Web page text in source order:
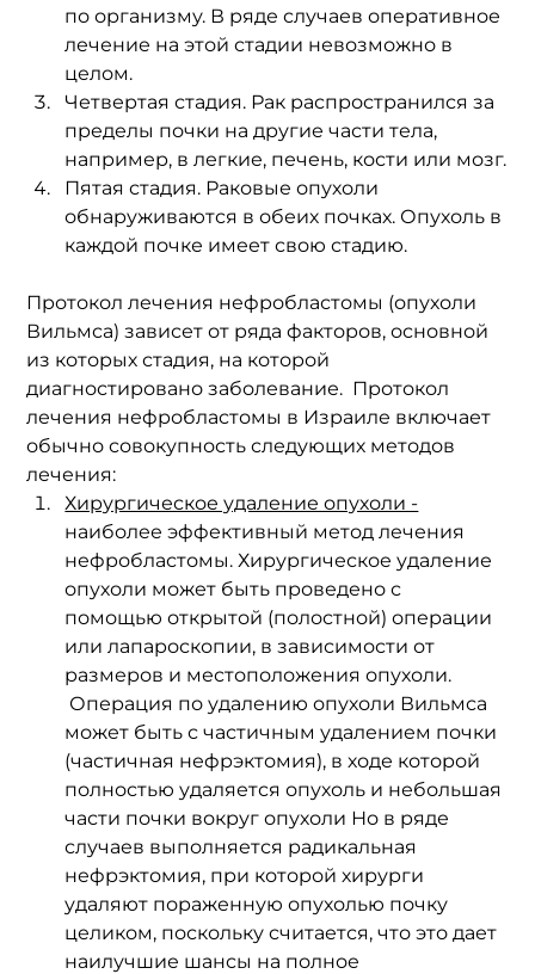
по организму. В ряде случаев оперативное
лечение на этой стадии невозможно в
целом.
Четвертая стадия. Рак распространился за
пределы почки на другие части тела,
например, в легкие, печень, кости или мозг.
Пятая стадия. Раковые опухоли
обнаруживаются в обеих почках. Опухоль в
каждой почке имеет свою стадию.
Протокол лечения нефробластомы (опухоли
Вильмса) зависет от ряда факторов, основной
из которых стадия, на которой
диагностировано заболевание.  Протокол
лечения нефробластомы в Израиле включает
обычно совокупность следующих методов
лечения:
Хирургическое удаление опухоли -
наиболее эффективный метод лечения
нефробластомы. Хирургическое удаление
опухоли может быть проведено с
помощью открытой (полостной) операции
или лапароскопии, в зависимости от
размеров и местоположения опухоли.
Операция по удалению опухоли Вильмса
может быть с частичным удалением почки
(частичная нефрэктомия), в ходе которой
полностью удаляется опухоль и небольшая
части почки вокруг опухоли Но в ряде
случаев выполняется радикальная
нефрэктомия, при которой хирурги
удаляют пораженную опухолью почку
целиком, поскольку считается, что это дает
наилучшие шансы на полное